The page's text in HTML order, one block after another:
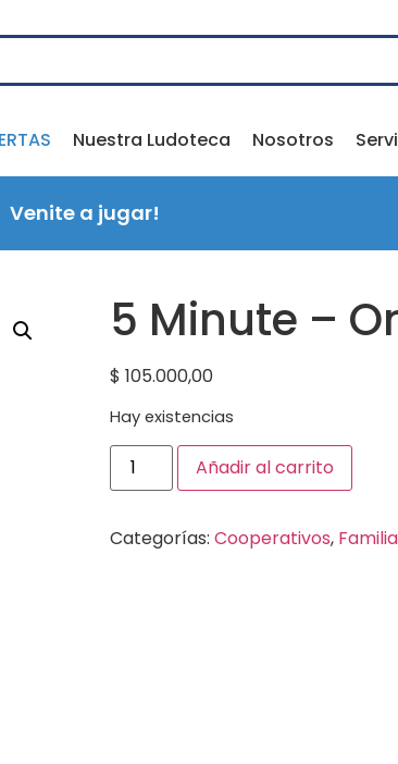
Nuestra Ludoteca Nosotros
Venite a jugar!
5 Minute –
$ 105.000,00
Hay existencias
Añadir al carrito
Categorías: Cooperativos,